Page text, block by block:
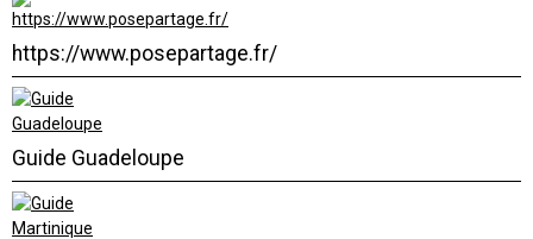
https://www.posepartage.fr/
Guide Guadeloupe